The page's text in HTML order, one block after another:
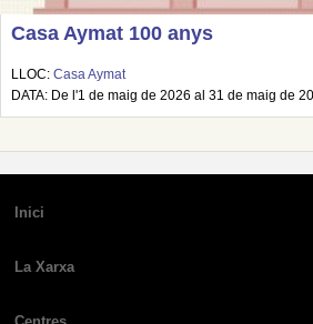
Casa Aymat 100 anys
LLOC: Casa Aymat
DATA: De l'1 de maig de 2026 al 31 de maig de
Inici
La Xarxa